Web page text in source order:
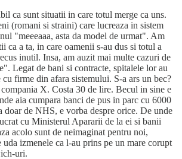
ca sunt situatii in care totul merge ca uns.
(romani si straini) care lucreaza in sistem
"meeeaaa, asta da model de urmat". Am
ca a ta, in care oamenii s-au dus si totul a
inutil. Insa, am auzit mai multe cazuri de
Legat de bani si contracte, spitalele lor au
firme din afara sistemului. S-a ars un bec?
X. Costa 30 de lire. Becul in sine e
aia cumpara banci de pus in parc cu 6000
doar de NHS, e vorba despre orice. De unde
cu Ministerul Apararii de la ei si banii
acolo sunt de neimaginat pentru noi,
uda izmenele ca l-au prins pe un mare corupt
uri.